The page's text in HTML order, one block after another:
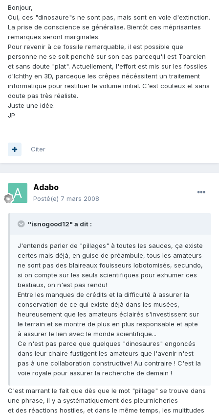
Bonjour,
Oui, ces "dinosaure"s ne sont pas, mais sont en voie d'extinction.
La prise de conscience se généralise. Bientôt ces méprisantes
remarques seront marginales.
Pour revenir à ce fossile remarquable, il est possible que
personne ne se soit penché sur son cas parcequ'il est Toarcien
et sans doute "plat". Actuellement, l'effort est mis sur les fossiles
d'Ichthy en 3D, parceque les crêpes nécéssitent un traitement
informatique pour restituer le volume initial. C'est couteux et sans
doute pas très réaliste.
Juste une idée.
JP
Citer
Adabo
Posté(e) 7 mars 2008
"isnogood12" a dit :
J'entends parler de "pillages" à toutes les sauces, ça existe
certes mais déjà, en guise de préambule, tous les amateurs
ne sont pas des blaireaux fouisseurs lobotomisés, secundo,
si on compte sur les seuls scientifiques pour exhumer ces
bestiaux, on n'est pas rendu!
Entre les manques de crédits et la difficulté à assurer la
conservation de ce qui existe déjà dans les musées,
heureusement que les amateurs éclairés s'investissent sur
le terrain et se montre de plus en plus responsable et apte
à assurer le lien avec le monde scientifique...
Ce n'est pas parce que quelques "dinosaures" engoncés
dans leur chaire fustigent les amateurs que l'avenir n'est
pas à une collaboration constructive! Au contraire ! C'est la
voie royale pour assurer la recherche de demain !
C'est marrant le fait que dès que le mot "pillage" se trouve dans
une phrase, il y a systématiquement des pleurnicheries
et des réactions hostiles, et dans le même temps, les multitudes